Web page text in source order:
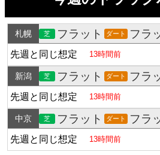
札幌 芝 フラット ダート フラ
先週と同じ想定 13時間前
新潟 芝 フラット ダート フラ
先週と同じ想定 13時間前
中京 芝 フラット ダート フラ
先週と同じ想定 13時間前